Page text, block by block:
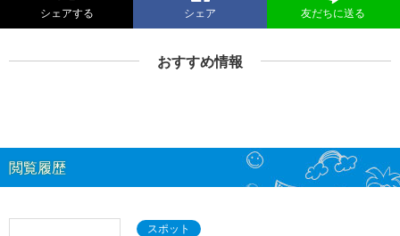
シェアする シェア 友だちに送る
おすすめ情報
閲覧履歴